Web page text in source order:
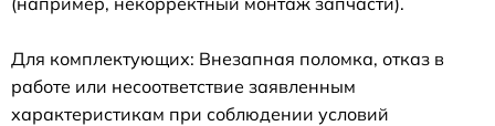
Для комплектующих: Внезапная поломка, отказ в
работе или несоответствие заявленным
характеристикам при соблюдении условий